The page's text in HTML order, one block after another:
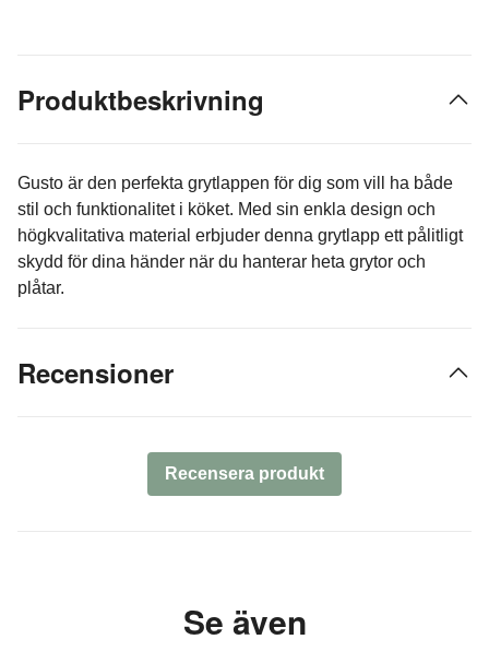
Produktbeskrivning
Gusto är den perfekta grytlappen för dig som vill ha både
stil och funktionalitet i köket. Med sin enkla design och
högkvalitativa material erbjuder denna grytlapp ett pålitligt
skydd för dina händer när du hanterar heta grytor och
plåtar.
Recensioner
Recensera produkt
Se även